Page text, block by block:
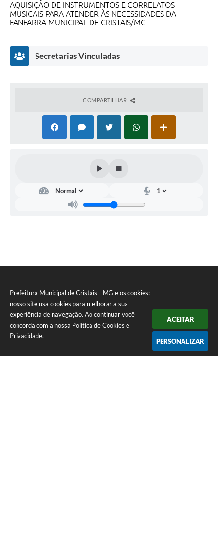
Prefeitura Municipal de Cristais - MG e os cookies:
nosso site usa cookies para melhorar a sua
experiência de navegação. Ao continuar você
concorda com a nossa Política de Cookies e
Privacidade.
ACEITAR
PERSONALIZAR
AQUISIÇÃO DE INSTRUMENTOS E CORRELATOS
MUSICAIS PARA ATENDER ÀS NECESSIDADES DA
FANFARRA MUNICIPAL DE CRISTAIS/MG
Secretarias Vinculadas
COMPARTILHAR